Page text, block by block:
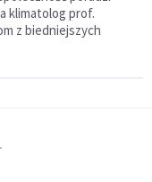
klimatolog prof.
z biedniejszych